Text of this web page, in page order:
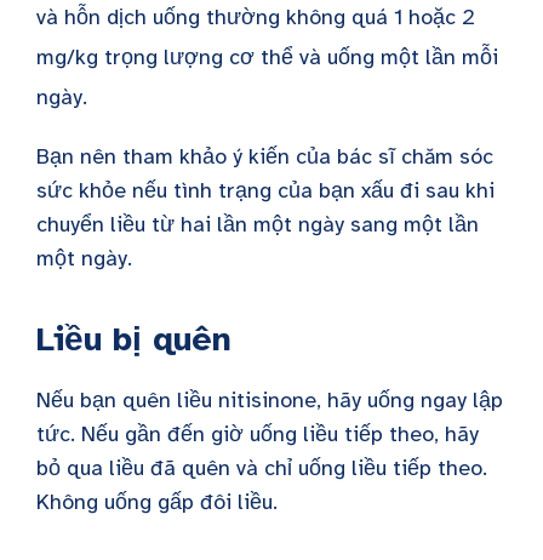
và hỗn dịch uống thường không quá 1 hoặc 2
mg/kg trọng lượng cơ thể và uống một lần mỗi
ngày.
Bạn nên tham khảo ý kiến của bác sĩ chăm sóc
sức khỏe nếu tình trạng của bạn xấu đi sau khi
chuyển liều từ hai lần một ngày sang một lần
một ngày.
Liều bị quên
Nếu bạn quên liều nitisinone, hãy uống ngay lập
tức. Nếu gần đến giờ uống liều tiếp theo, hãy
bỏ qua liều đã quên và chỉ uống liều tiếp theo.
Không uống gấp đôi liều.